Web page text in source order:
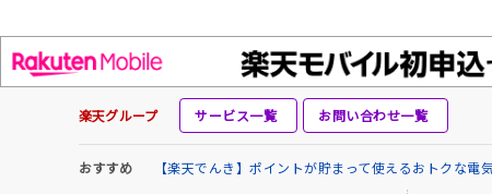
楽天グループ サービス一覧 お問い合わせ一覧
おすすめ
【楽天でんき】ポイントが貯まって使えるおトクな電